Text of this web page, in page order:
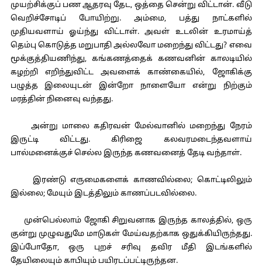
முயற்சிக்குப் பண ஆதரவு தேட, ஒத்தை சென்று விட்டான். வீடு
வெறிச்சோடிப் போயிற்று. அம்மை, பத்து நாட்களில்
முதியவளாய் ஓய்ந்து விட்டாள். அவள் உடலின் உரமாய்த்
தெம்பு கொடுத்த மறுபாதி அல்லவோ மறைந்து விட்டது? எவை
மூக்குத்தியணிந்து, கங்கணத்தைக் கணவனின் காலடியில்
கழற்றி எறிந்துவிட்ட அவளைக் காண்கையில், ஜோகிக்கு
பழுத்த இலையுடன் இன்றோ நாளையோ என்று நிற்கும்
மரத்தின் நினைவு வந்தது.
அன்று மாலை கதிரவன் மேல்வானில் மறைந்து நேரம்
இருட்டி விட்டது. கிரிஜை கலவரமடைந்தவளாய்
பால்மனைக்குச் செல்ல இருந்த கணவனைத் தேடி வந்தாள்.
இரண்டு எருமைகளைக் காணவில்லை; கொட்டிலிலும்
இல்லை; மேயும் இடத்திலும் காணப்படவில்லை.
முன்பெல்லாம் ஜோகி சிறுவனாக இருந்த காலத்தில், ஒரு
குன்று முழுவதுமே மாடுகள் மேய்வதற்காக ஒதுக்கியிருந்தது.
இப்போதோ, ஒரு புறச் சரிவு தவிர மீதி இடங்களில்
தேயிலையும் காபியும் பயிரடப்பட்டிருந்தன.